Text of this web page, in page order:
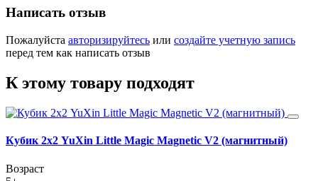
Написать отзыв
Пожалуйста авторизируйтесь или создайте учетную запись
перед тем как написать отзыв
К этому товару подходят
Кубик 2х2 YuXin Little Magic Magnetic V2 (магнитный)
Возраст